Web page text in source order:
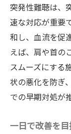
突発性難聴は、
速な対応が重要
和し、血流を促
えば、肩や首の
スムーズにする
状の悪化を防ぎ
での早期対処が
一日で改善を